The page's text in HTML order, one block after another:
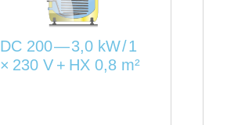
DC 200 — 3,0 kW / 1
× 230 V + HX 0,8 m²